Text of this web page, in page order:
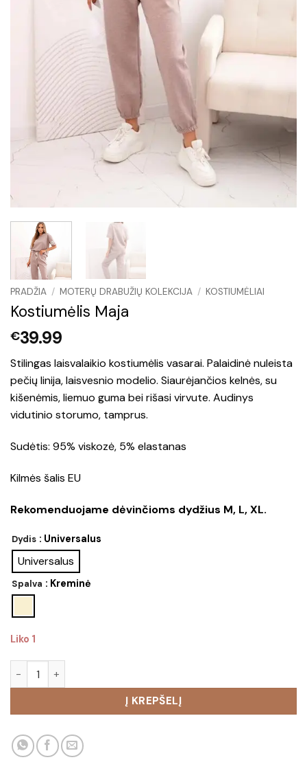
PRADŽIA / MOTERŲ DRABUŽIŲ KOLEKCIJA / KOSTIUMĖLIAI
Kostiumėlis Maja
€39.99
Stilingas laisvalaikio kostiumėlis vasarai. Palaidinė nuleista
pečių linija, laisvesnio modelio. Siaurėjančios kelnės, su
kišenėmis, liemuo guma bei rišasi virvute. Audinys
vidutinio storumo, tamprus.
Sudėtis: 95% viskozė, 5% elastanas
Kilmės šalis EU
Rekomenduojame dėvinčioms dydžius M, L, XL.
Dydis : Universalus
Universalus
Spalva : Kreminė
Liko 1
Į KREPŠELĮ